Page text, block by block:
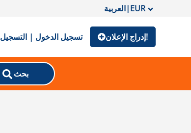
العربية|EUR
تسجيل الدخول | التسجيل إدراج الإعلان!
بحث